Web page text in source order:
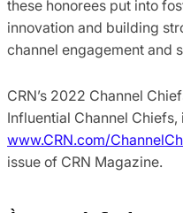
these honorees put into
innovation and building
channel engagement and
CRN’s 2022 Channel
Influential Channel
www.CRN.com/
issue of CRN Magazine.